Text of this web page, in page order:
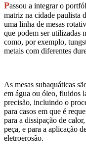
Passou a integrar o
matriz na cidade paulista
uma linha de mesas
que podem ser utilizadas
como, por exemplo,
metais com diferentes
As mesas subaquáticas
em água ou óleo, fluidos
precisão, incluindo o
para casos em que é
para a dissipação de
peça, e para a aplicação
eletroerosão.